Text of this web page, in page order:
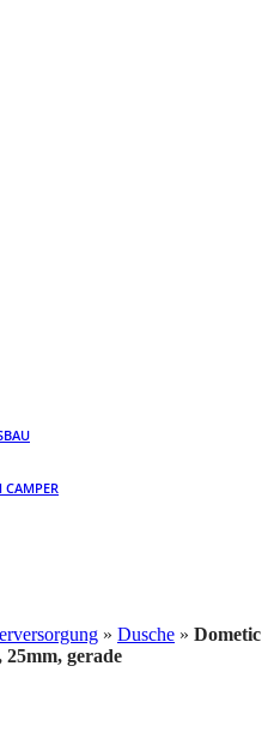
CAMPER
» Dusche » Dometic
gerade